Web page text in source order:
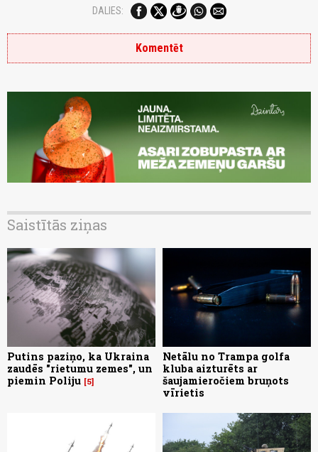
DALIES:
Komentēt
Saistītās ziņas
Putins paziņo, ka Ukraina
zaudēs "rietumu zemes", un
piemin Poliju 5
Netālu no Trampa golfa
kluba aizturēts ar
šaujamieročiem bruņots
vīrietis